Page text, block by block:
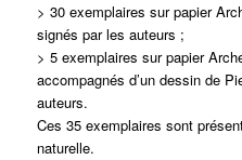
> 30 exemplaires sur papier
signés par les auteurs ;
> 5 exemplaires sur papier
accompagnés d’un dessin de
auteurs.
Ces 35 exemplaires sont
naturelle.